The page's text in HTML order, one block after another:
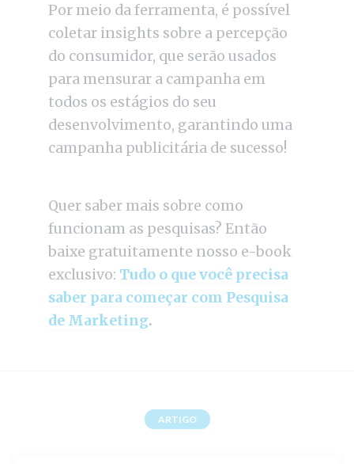
Por meio da ferramenta, é possível
coletar insights sobre a percepção
do consumidor, que serão usados
para mensurar a campanha em
todos os estágios do seu
desenvolvimento, garantindo uma
campanha publicitária de sucesso!
Quer saber mais sobre como
funcionam as pesquisas? Então
baixe gratuitamente nosso e-book
exclusivo: Tudo o que você precisa
saber para começar com Pesquisa
de Marketing.
ARTIGO